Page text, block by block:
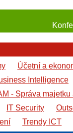
Účetní a
Intelligence
- Správa majetku
IT Security
Trendy ICT